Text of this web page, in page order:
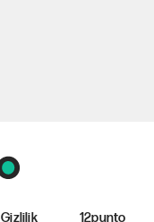
Gizlilik
12punto